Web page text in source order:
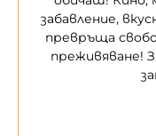
забавление,
превръща
преживяване!